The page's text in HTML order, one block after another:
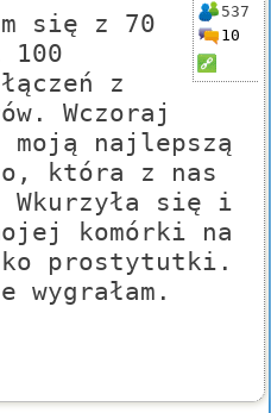
537
10
się z 70
100
z
Wczoraj
moją najlepszą
która z nas
się i
komórki na
prostytutki.
wygrałam.